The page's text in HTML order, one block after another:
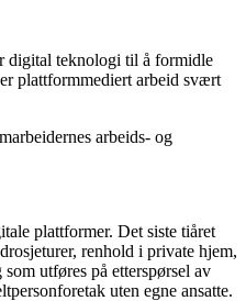
digital teknologi til å formidle
plattformmediert arbeid svært
arbeids- og
plattformer. Det siste tiåret
renhold i private hjem,
utføres på etterspørsel av
uten egne ansatte.